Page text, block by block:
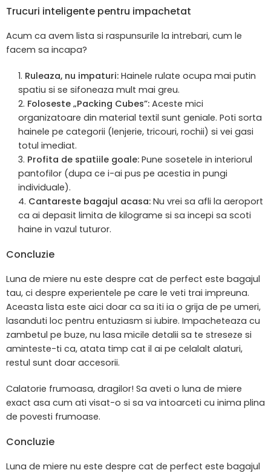
Trucuri inteligente pentru impachetat
Acum ca avem lista si raspunsurile la intrebari, cum le
facem sa incapa?
Ruleaza, nu impaturi: Hainele rulate ocupa mai putin
spatiu si se sifoneaza mult mai greu.
Foloseste „Packing Cubes”: Aceste mici
organizatoare din material textil sunt geniale. Poti sorta
hainele pe categorii (lenjerie, tricouri, rochii) si vei gasi
totul imediat.
Profita de spatiile goale: Pune sosetele in interiorul
pantofilor (dupa ce i-ai pus pe acestia in pungi
individuale).
Cantareste bagajul acasa: Nu vrei sa afli la aeroport
ca ai depasit limita de kilograme si sa incepi sa scoti
haine in vazul tuturor.
Concluzie
Luna de miere nu este despre cat de perfect este bagajul
tau, ci despre experientele pe care le veti trai impreuna.
Aceasta lista este aici doar ca sa iti ia o grija de pe umeri,
lasanduti loc pentru entuziasm si iubire. Impacheteaza cu
zambetul pe buze, nu lasa micile detalii sa te streseze si
aminteste-ti ca, atata timp cat il ai pe celalalt alaturi,
restul sunt doar accesorii.
Calatorie frumoasa, dragilor! Sa aveti o luna de miere
exact asa cum ati visat-o si sa va intoarceti cu inima plina
de povesti frumoase.
Concluzie
Luna de miere nu este despre cat de perfect este bagajul